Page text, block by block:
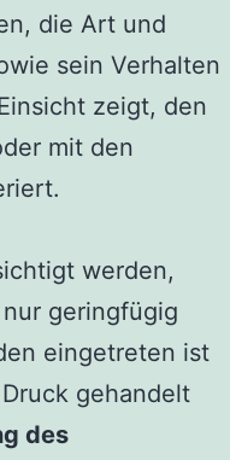
die Art und
sein Verhalten
zeigt, den
mit den
werden,
geringfügig
eingetreten ist
gehandelt
des